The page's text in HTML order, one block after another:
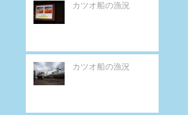
カツオ船の漁況
カツオ船の漁況